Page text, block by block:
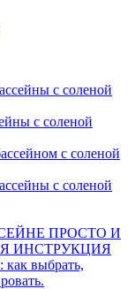
с соленой
с соленой
с соленой
с соленой
ПРОСТО И
ИНСТРУКЦИЯ
как выбрать,